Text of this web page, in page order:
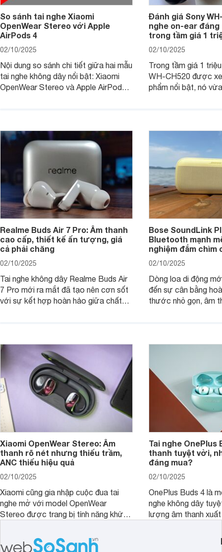
So sánh tai nghe Xiaomi
OpenWear Stereo với Apple
AirPods 4
02/10/2025
Nội dung so sánh chi tiết giữa hai mẫu
tai nghe không dây nổi bật: Xiaomi
OpenWear Stereo và Apple AirPods 4
phẩm chất lượng cao, nhưng hướng
tới đối tượng khách hàng khác nhau.
Đánh giá Sony
nghe on-ear đáng
trong tầm giá 1
02/10/2025
Trong tầm giá 1
WH-CH520 được
phẩm nổi bật, nó
Realme Buds Air 7 Pro: Âm thanh
cao cấp, thiết kế ấn tượng, giá
cả phải chăng
02/10/2025
Tai nghe không dây Realme Buds Air
7 Pro mới ra mắt đã tạo nên cơn sốt
với sự kết hợp hoàn hảo giữa chất
Bose SoundLink
Bluetooth mạnh
nghiệm đắm chìm
02/10/2025
Dòng loa di động
đến sự cân bằng
thước nhỏ gọn, âm
Xiaomi OpenWear Stereo: Âm
thanh rõ nét nhưng thiếu trầm,
ANC thiếu hiệu quả
02/10/2025
Xiaomi cũng gia nhập cuộc đua tai
nghe mở với model OpenWear
Stereo được trang bị tính năng khử
chất lượng âm thanh và hiệu quả khử
ồn của chiếc tai nghe Xiaomi này có
Tai nghe OnePlus
thanh tuyệt vời,
đáng mua?
02/10/2025
OnePlus Buds 4 là
nghe không dây
lượng âm thanh
khử tiếng ồn ấn
tiến. Tuy nhiên,